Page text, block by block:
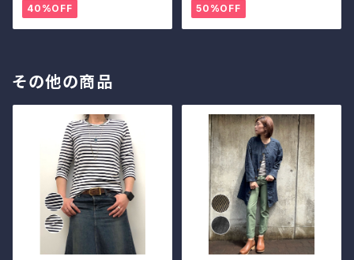
40%OFF 50%OFF
その他の商品